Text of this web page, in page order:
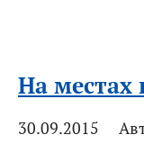
На местах
30.09.2015